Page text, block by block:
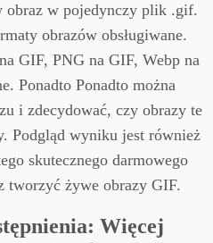
obraz w pojedynczy plik .gif.
obrazów obsługiwane.
GIF, PNG na GIF, Webp na
Ponadto Ponadto można
i zdecydować, czy obrazy te
Podgląd wyniku jest również
skutecznego darmowego
tworzyć żywe obrazy GIF.
Więcej